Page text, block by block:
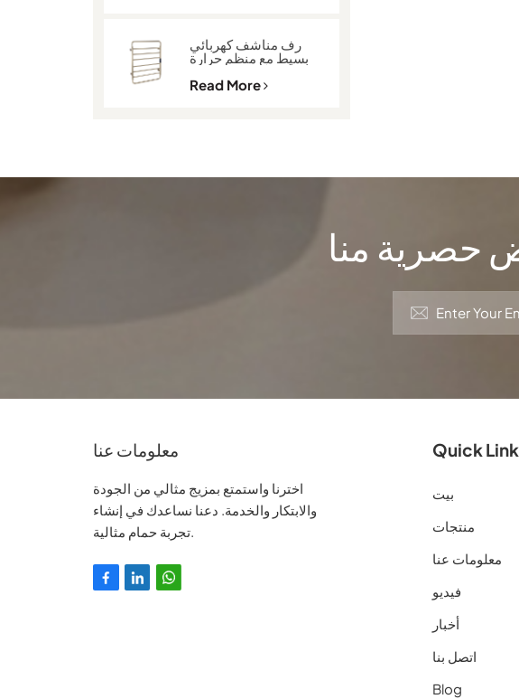
رف مناشف كهربائي
بسيط مع منظم حرارة
GLY-2101
Read More
منا
معلومات عنا
اخترنا واستمتع بمزيج مثالي من الجودة
والابتكار والخدمة. دعنا نساعدك في إنشاء
تجربة حمام مثالية.
Quick Link
بيت
منتجات
معلومات عنا
فيديو
أخبار
اتصل بنا
Blog